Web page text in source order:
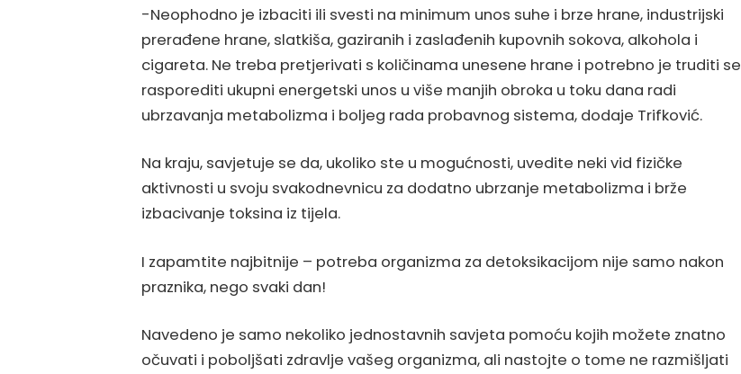
-Neophodno je izbaciti ili svesti na minimum unos suhe i brze hrane, industrijski
prerađene hrane, slatkiša, gaziranih i zaslađenih kupovnih sokova, alkohola i
cigareta. Ne treba pretjerivati s količinama unesene hrane i potrebno je truditi se
rasporediti ukupni energetski unos u više manjih obroka u toku dana radi
ubrzavanja metabolizma i boljeg rada probavnog sistema, dodaje Trifković.
Na kraju, savjetuje se da, ukoliko ste u mogućnosti, uvedite neki vid fizičke
aktivnosti u svoju svakodnevnicu za dodatno ubrzanje metabolizma i brže
izbacivanje toksina iz tijela.
I zapamtite najbitnije – potreba organizma za detoksikacijom nije samo nakon
praznika, nego svaki dan!
Navedeno je samo nekoliko jednostavnih savjeta pomoću kojih možete znatno
očuvati i poboljšati zdravlje vašeg organizma, ali nastojte o tome ne razmišljati